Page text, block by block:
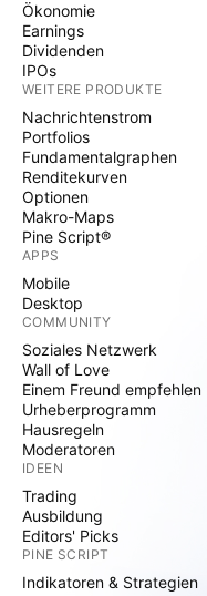
Ökonomie
Earnings
Dividenden
IPOs
WEITERE PRODUKTE
Nachrichtenstrom
Portfolios
Fundamentalgraphen
Renditekurven
Optionen
Makro-Maps
Pine Script®
APPS
Mobile
Desktop
COMMUNITY
Soziales Netzwerk
Wall of Love
Einem Freund empfehlen
Urheberprogramm
Hausregeln
Moderatoren
IDEEN
Trading
Ausbildung
Editors' Picks
PINE SCRIPT
Indikatoren & Strategien